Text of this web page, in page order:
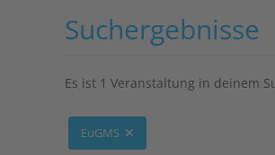
Suchergebnisse
Es ist 1 Veranstaltung in deinem
EuGMS